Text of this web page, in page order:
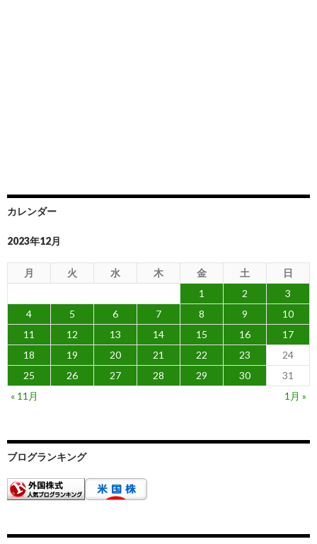
カレンダー
2023年12月
月 火 水 木 金 土
日
1
2
3
4
5 6 7 8 9
10
11
12 13 14 15 16
17
18
19 20 21 22 23
24
25
26 27 28 29 30
31
« 11月
1月 »
ブログランキング